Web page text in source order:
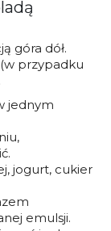
góra dół.
przypadku
jednym
jogurt, cukier
emulsji.